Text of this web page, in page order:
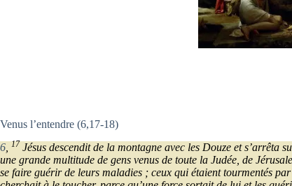
Venus l’entendre (6,17-18)
6 17 Jésus descendit de la montagne avec les Douze et
une grande multitude de gens venus de toute la Judée, de
se faire guérir de leurs maladies ; ceux qui étaient tourmentés